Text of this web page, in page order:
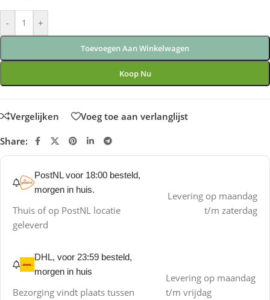
- +
Toevoegen Aan Winkelwagen
Koop Nu
Vergelijken Voeg toe aan verlanglijst
Share:
PostNL voor 18:00 besteld,
morgen in huis.
Thuis of op PostNL locatie
geleverd
Levering op maandag
t/m zaterdag
DHL, voor 23:59 besteld,
morgen in huis
Bezorging vindt plaats tussen
Levering op maandag
t/m vrijdag